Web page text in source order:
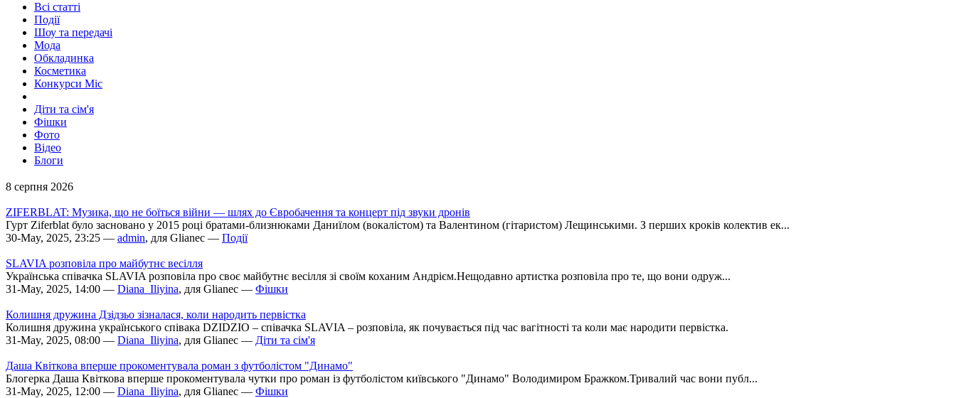
Всі статті
Події
Шоу та передачі
Мода
Обкладинка
Косметика
Конкурси Міс
Діти та сім'я
Фішки
Фото
Відео
Блоги
8 серпня 2026
ZIFERBLAT: Музика, що не боїться війни — шлях до Євробачення та концерт під звуки дронів
Гурт Ziferblat було засновано у 2015 році братами-близнюками Даниїлом (вокалістом) та Валентином (гітаристом) Лещинськими. З перших кроків колектив ек...
30-May, 2025, 23:25 — admin, для Glianec — Події
SLAVIA розповіла про майбутнє весілля
Українська співачка SLAVIA розповіла про своє майбутнє весілля зі своїм коханим Андрієм.Нещодавно артистка розповіла про те, що вони одруж...
31-May, 2025, 14:00 — Diana_Iliyina, для Glianec — Фішки
Колишня дружина Дзідзьо зізналася, коли народить первістка
Колишня дружина українського співака DZIDZIO – співачка SLAVIA – розповіла, як почувається під час вагітності та коли має народити первістка.
31-May, 2025, 08:00 — Diana_Iliyina, для Glianec — Діти та сім'я
Даша Квіткова вперше прокоментувала роман з футболістом "Динамо"
Блогерка Даша Квіткова вперше прокоментувала чутки про роман із футболістом київського "Динамо" Володимиром Бражком.Тривалий час вони публ...
31-May, 2025, 12:00 — Diana_Iliyina, для Glianec — Фішки